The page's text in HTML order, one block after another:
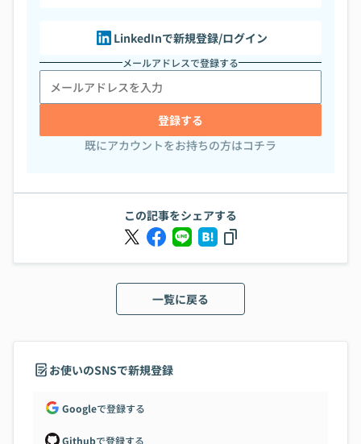
LinkedInで新規登録/ログイン
メールアドレスで登録する
登録する
既にアカウントをお持ちの方はコチラ
この記事をシェアする
一覧に戻る
お使いのSNSで新規登録
Googleで登録する
Githubで登録する